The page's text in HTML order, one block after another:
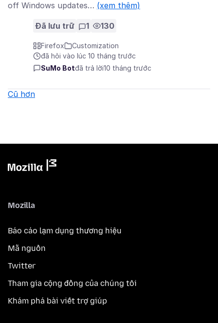
off Windows updates… (xem thêm)
Đã lưu trữ 1 130
Firefox
Customization
đã hỏi vào lúc 10 tháng trước
SuMo Botđã trả lời10 tháng trước
Cũ hơn
Mozilla
Báo cáo lạm dụng thương hiệu
Mã nguồn
Twitter
Tham gia cộng đồng của chúng tôi
Khám phá bài viết trợ giúp